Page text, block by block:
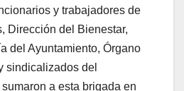
y trabajadores de
Dirección del Bienestar,
del Ayuntamiento, Órgano
sindicalizados del
a esta brigada en